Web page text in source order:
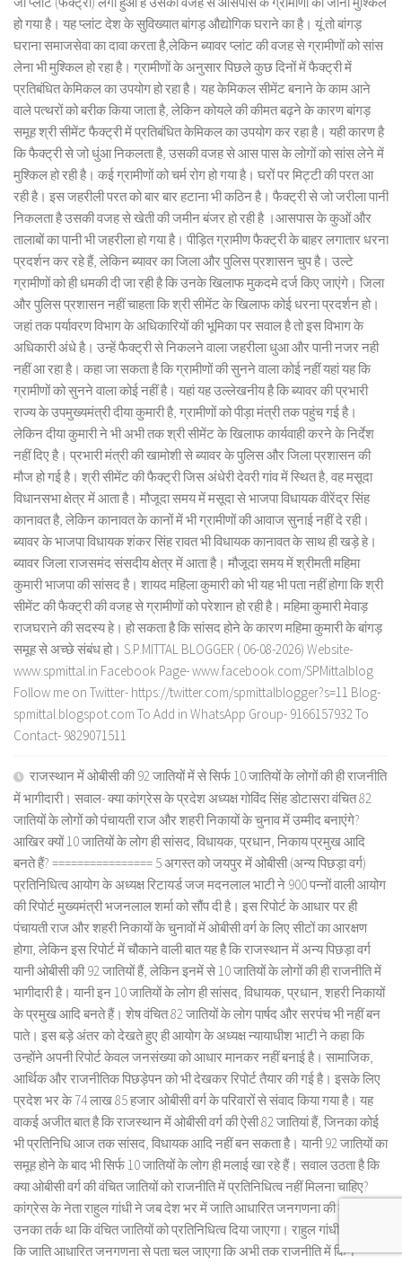
हो गया है। यह प्लांट देश के सुविख्यात बांगड़ औद्योगिक घराने का है। यूं तो बांगड़
घराना समाजसेवा का दावा करता है,लेकिन ब्यावर प्लांट की वजह से ग्रामीणों को सांस
लेना भी मुश्किल हो रहा है। ग्रामीणों के अनुसार पिछले कुछ दिनों में फैक्ट्री में
प्रतिबंधित केमिकल का उपयोग हो रहा है। यह केमिकल सीमेंट बनाने के काम आने
वाले पत्थरों को बरीक किया जाता है, लेकिन कोयले की कीमत बढ़ने के कारण बांगड़
समूह श्री सीमेंट फैक्ट्री में प्रतिबंधित केमिकल का उपयोग कर रहा है। यही कारण है
कि फैक्ट्री से जो धुंआ निकलता है, उसकी वजह से आस पास के लोगों को सांस लेने में
मुश्किल हो रही है। कई ग्रामीणों को चर्म रोग हो गया है। घरों पर मिट्टी की परत आ
रही है। इस जहरीली परत को बार बार हटाना भी कठिन है। फैक्ट्री से जो जरीला पानी
निकलता है उसकी वजह से खेती की जमीन बंजर हो रही है ।आसपास के कुओं और
तालाबों का पानी भी जहरीला हो गया है। पीड़ित ग्रामीण फैक्ट्री के बाहर लगातार धरना
प्रदर्शन कर रहे हैं, लेकिन ब्यावर का जिला और पुलिस प्रशासन चुप है। उल्टे
ग्रामीणों को ही धमकी दी जा रही है कि उनके खिलाफ मुकदमे दर्ज किए जाएंगे। जिला
और पुलिस प्रशासन नहीं चाहता कि श्री सीमेंट के खिलाफ कोई धरना प्रदर्शन हो।
जहां तक पर्यावरण विभाग के अधिकारियों की भूमिका पर सवाल है तो इस विभाग के
अधिकारी अंधे है। उन्हें फैक्ट्री से निकलने वाला जहरीला धुआ और पानी नजर नही
नहीं आ रहा है। कहा जा सकता है कि ग्रामीणों की सुनने वाला कोई नहीं यहां यह कि
ग्रामीणों को सुनने वाला कोई नहीं है। यहां यह उल्लेखनीय है कि ब्यावर की प्रभारी
राज्य के उपमुख्यमंत्री दीया कुमारी है, ग्रामीणों को पीड़ा मंत्री तक पहुंच गई है।
लेकिन दीया कुमारी ने भी अभी तक श्री सीमेंट के खिलाफ कार्यवाही करने के निर्देश
नहीं दिए है। प्रभारी मंत्री की खामोशी से ब्यावर के पुलिस और जिला प्रशासन की
मौज हो गई है। श्री सीमेंट की फैक्ट्री जिस अंधेरी देवरी गांव में स्थित है, वह मसूदा
विधानसभा क्षेत्र में आता है। मौजूदा समय में मसूदा से भाजपा विधायक वीरेंद्र सिंह
कानावत है, लेकिन कानावत के कानों में भी ग्रामीणों की आवाज सुनाई नहीं दे रही।
ब्यावर के भाजपा विधायक शंकर सिंह रावत भी विधायक कानावत के साथ ही खड़े हे।
ब्यावर जिला राजसमंद संसदीय क्षेत्र में आता है। मौजूदा समय में श्रीमती महिमा
कुमारी भाजपा की सांसद है। शायद महिला कुमारी को भी यह भी पता नहीं होगा कि श्री
सीमेंट की फैक्ट्री की वजह से ग्रामीणों को परेशान हो रही है। महिमा कुमारी मेवाड़
राजघराने की सदस्य हे। हो सकता है कि सांसद होने के कारण महिमा कुमारी के बांगड़
समूह से अच्छे संबंध हो। S.P.MITTAL BLOGGER ( 06-08-2026) Website-
www.spmittal.in Facebook Page- www.facebook.com/SPMittalblog
Follow me on Twitter- https://twitter.com/spmittalblogger?s=11 Blog-
spmittal.blogspot.com To Add in WhatsApp Group- 9166157932 To
Contact- 9829071511
राजस्थान में ओबीसी की 92 जातियों में से सिर्फ 10 जातियों के लोगों की ही राजनीति
में भागीदारी। सवाल- क्या कांग्रेस के प्रदेश अध्यक्ष गोविंद सिंह डोटासरा वंचित 82
जातियों के लोगों को पंचायती राज और शहरी निकायों के चुनाव में उम्मीद बनाएंगे?
आखिर क्यों 10 जातियों के लोग ही सांसद, विधायक, प्रधान, निकाय प्रमुख आदि
बनते हैं? ================ 5 अगस्त को जयपुर में ओबीसी (अन्य पिछड़ा वर्ग)
प्रतिनिधित्व आयोग के अध्यक्ष रिटायर्ड जज मदनलाल भाटी ने 900 पन्नों वाली आयोग
की रिपोर्ट मुख्यमंत्री भजनलाल शर्मा को सौंप दी है। इस रिपोर्ट के आधार पर ही
पंचायती राज और शहरी निकायों के चुनावों में ओबीसी वर्ग के लिए सीटों का आरक्षण
होगा, लेकिन इस रिपोर्ट में चौकाने वाली बात यह है कि राजस्थान में अन्य पिछड़ा वर्ग
यानी ओबीसी की 92 जातियों हैं, लेकिन इनमें से 10 जातियों के लोगों की ही राजनीति में
भागीदारी है। यानी इन 10 जातियों के लोग ही सांसद, विधायक, प्रधान, शहरी निकायों
के प्रमुख आदि बनते हैं। शेष वंचित 82 जातियों के लोग पार्षद और सरपंच भी नहीं बन
पाते। इस बड़े अंतर को देखते हुए ही आयोग के अध्यक्ष न्यायाधीश भाटी ने कहा कि
उन्होंने अपनी रिपोर्ट केवल जनसंख्या को आधार मानकर नहीं बनाई है। सामाजिक,
आर्थिक और राजनीतिक पिछड़ेपन को भी देखकर रिपोर्ट तैयार की गई है। इसके लिए
प्रदेश भर के 74 लाख 85 हजार ओबीसी वर्ग के परिवारों से संवाद किया गया है। यह
वाकई अजीत बात है कि राजस्थान में ओबीसी वर्ग की ऐसी 82 जातियां हैं, जिनका कोई
भी प्रतिनिधि आज तक सांसद, विधायक आदि नहीं बन सकता है। यानी 92 जातियों का
समूह होने के बाद भी सिर्फ 10 जातियों के लोग ही मलाई खा रहे हैं। सवाल उठता है कि
क्या ओबीसी वर्ग की वंचित जातियों को राजनीति में प्रतिनिधित्व नहीं मिलना चाहिए?
कांग्रेस के नेता राहुल गांधी ने जब देश भर में जाति आधारित जनगणना की मांग की तो
उनका तर्क था कि वंचित जातियों को प्रतिनिधित्व दिया जाएगा। राहुल गांधी कहना रहा
कि जाति आधारित जनगणना से पता चल जाएगा कि अभी तक राजनीति में किन